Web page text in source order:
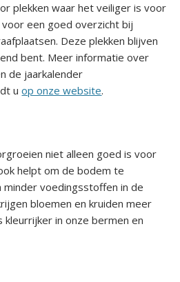
plekken waar het veiliger is voor
een goed overzicht bij
Deze plekken blijven
bent. Meer informatie over
de jaarkalender
uop onze website.
niet alleen goed is voor
helpt om de bodem te
minder voedingsstoffen in de
bloemen en kruiden meer
in onze bermen en